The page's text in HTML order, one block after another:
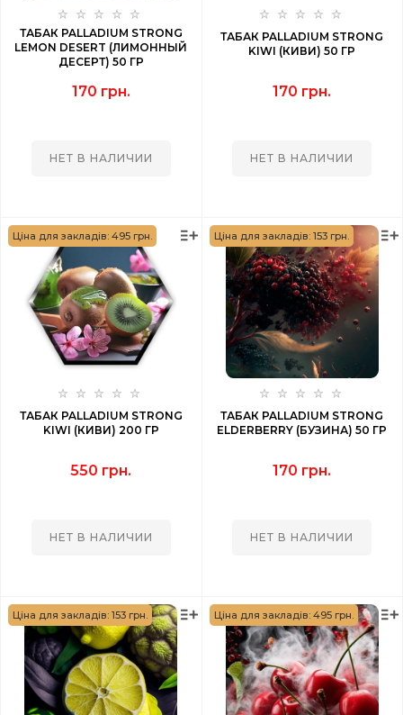
ТАБАК PALLADIUM STRONG
LEMON DESERT (ЛИМОННЫЙ
ДЕСЕРТ) 50 ГР
170 грн.
НЕТ В НАЛИЧИИ
ТАБАК PALLADIUM STRONG
KIWI (КИВИ) 50 ГР
170 грн.
НЕТ В НАЛИЧИИ
Ціна для закладів: 495 грн.
ТАБАК PALLADIUM STRONG
KIWI (КИВИ) 200 ГР
550 грн.
НЕТ В НАЛИЧИИ
Ціна для закладів: 153 грн.
ТАБАК PALLADIUM STRONG
ELDERBERRY (БУЗИНА) 50 ГР
170 грн.
НЕТ В НАЛИЧИИ
Ціна для закладів: 153 грн. Ціна для закладів: 495 грн.